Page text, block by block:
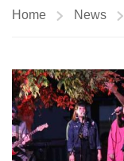
Home News